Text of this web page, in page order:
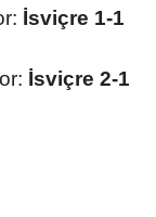
İsviçre 1-1
İsviçre 2-1